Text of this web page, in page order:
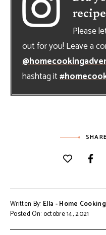
Please
out for you! Leave a
hashtag it
Written By: Ella - Home
Posted On: octobre 14, 2021